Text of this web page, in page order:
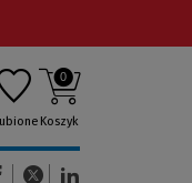
0
Koszyk
(Nowe okno)(Link do innej strony)